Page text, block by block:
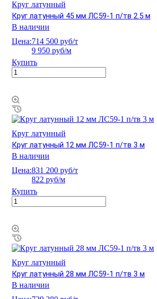
Круг латунный
Круг латунный 45 мм ЛС59-1 п/тв 2.5 м
В наличии
Цена:714 500 руб/т
9 950 руб/м
Купить
Круг латунный
Круг латунный 12 мм ЛС59-1 п/тв 3 м
В наличии
Цена:831 200 руб/т
822 руб/м
Купить
Круг латунный
Круг латунный 28 мм ЛС59-1 п/тв 3 м
В наличии